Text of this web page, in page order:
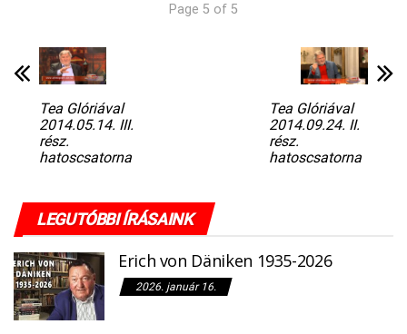
Page 5 of 5
Tea Glóriával
2014.05.14. III.
rész.
hatoscsatorna
Tea Glóriával
2014.09.24. II.
rész.
hatoscsatorna
LEGUTÓBBI ÍRÁSAINK
Erich von Däniken 1935-2026
2026. január 16.